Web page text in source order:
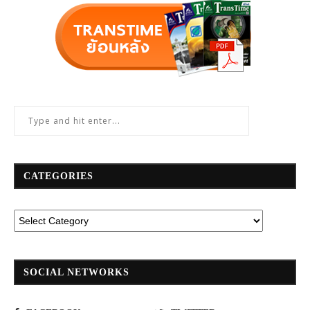
CATEGORIES
SOCIAL NETWORKS